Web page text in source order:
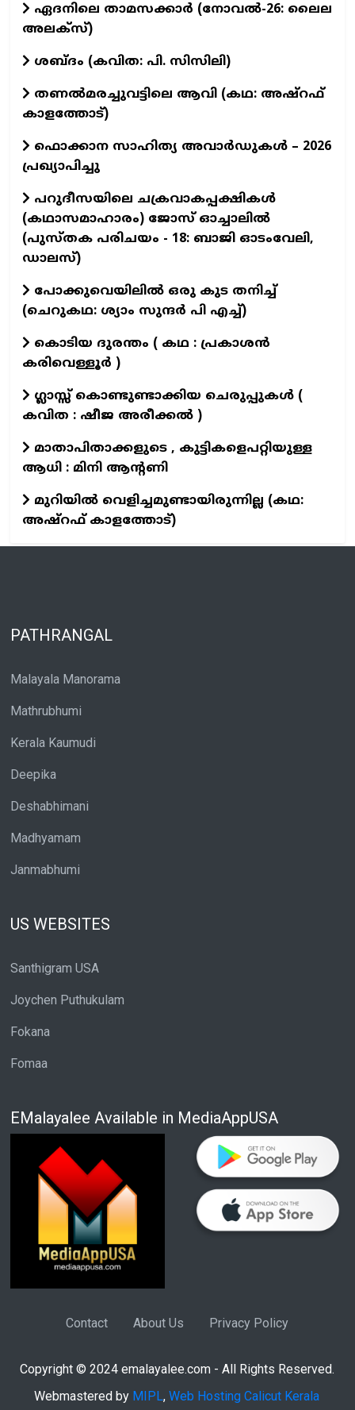
ഏദനിലെ താമസക്കാർ (നോവല്‍-26: ലൈല
അലക്‌സ്)
ശബ്ദം (കവിത: പി. സിസിലി)
തണൽമരച്ചുവട്ടിലെ ആവി (കഥ: അഷ്‌റഫ്
കാളത്തോട്)
ഫൊക്കാന സാഹിത്യ അവാർഡുകൾ – 2026
പ്രഖ്യാപിച്ചു
പറുദീസയിലെ ചക്രവാകപ്പക്ഷികൾ
(കഥാസമാഹാരം) ജോസ് ഓച്ചാലിൽ
(പുസ്തക പരിചയം - 18: ബാജി ഓടംവേലി,
ഡാലസ്)
പോക്കുവെയിലിൽ ഒരു കുട തനിച്ച്
(ചെറുകഥ: ശ്യാം സുന്ദര്‍ പി എച്ച്)
കൊടിയ ദുരന്തം ( കഥ : പ്രകാശൻ
കരിവെള്ളൂർ )
ഗ്ലാസ്സ് കൊണ്ടുണ്ടാക്കിയ ചെരുപ്പുകൾ (
കവിത : ഷീജ അരീക്കൽ )
മാതാപിതാക്കളുടെ , കുട്ടികളെപറ്റിയുള്ള
ആധി : മിനി ആന്റണി
മുറിയിൽ വെളിച്ചമുണ്ടായിരുന്നില്ല (കഥ:
അഷ്റഫ് കാളത്തോട്)
PATHRANGAL
Malayala Manorama
Mathrubhumi
Kerala Kaumudi
Deepika
Deshabhimani
Madhyamam
Janmabhumi
US WEBSITES
Santhigram USA
Joychen Puthukulam
Fokana
Fomaa
EMalayalee Available in MediaAppUSA
Contact About Us Privacy Policy
Copyright © 2024 emalayalee.com - All Rights Reserved.
Webmastered by MIPL, Web Hosting Calicut Kerala